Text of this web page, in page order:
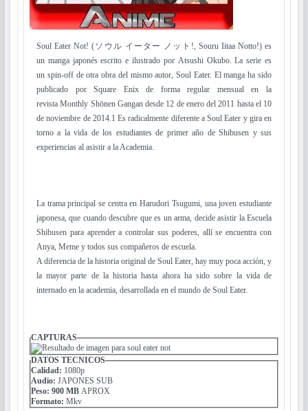
Soul Eater Not! (ソウル イーター ノット!, Souru Iitaa Notto!) es
un manga japonés escrito e ilustrado por Atsushi Okubo. La serie es
un spin-off de otra obra del mismo autor, Soul Eater. El manga ha sido
publicado por Square Enix de forma regular mensual en la
revista Monthly Shōnen Gangan desde 12 de enero del 2011 hasta el 10
de noviembre de 2014.1​ Es radicalmente diferente a Soul Eater y gira en
torno a la vida de los estudiantes de primer año de Shibusen y sus
experiencias al asistir a la Academia.
La trama principal se centra en Harudori Tsugumi, una joven estudiante
japonesa, que cuando descubre que es un arma, decide asistir la Escuela
Shibusen para aprender a controlar sus poderes, allí se encuentra con
Anya, Meme y todos sus compañeros de escuela.
A diferencia de la historia original de Soul Eater, hay muy poca acción, y
la mayor parte de la historia hasta ahora ha sido sobre la vida de
internado en la academia, desarrollada en el mundo de Soul Eater.
CAPTURAS
DATOS TECNICOS
Calidad: 1080p
Audio: JAPONES SUB
Peso: 900 MB APROX
Formato: Mkv